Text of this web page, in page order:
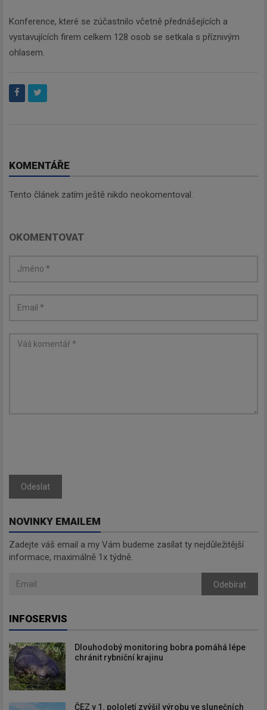
Konference, které se zúčastnilo včetně přednášejících a
vystavujících firem celkem 128 osob se setkala s příznivým
ohlasem.
KOMENTÁŘE
Tento článek zatím ještě nikdo neokomentoval.
OKOMENTOVAT
Odeslat
NOVINKY EMAILEM
Zadejte váš email a my Vám budeme zasílat ty nejdůležitější
informace, maximálně 1x týdně.
Odebírat
INFOSERVIS
Dlouhodobý monitoring bobra pomáhá lépe
chránit rybniční krajinu
ČEZ v 1. pololetí zvýšil výrobu ve slunečních
Newsletter